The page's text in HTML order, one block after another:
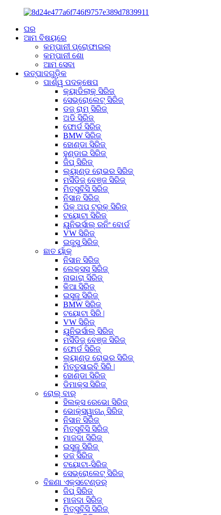
ଘର
ଆମ ବିଷୟରେ
କମ୍ପାନୀ ପ୍ରୋଫାଇଲ୍
କମ୍ପାନୀ ଶୋ
ଆମ ସେବା
ଉତ୍ପାଦଗୁଡ଼ିକ
ପାର୍ଶ୍ୱ ପଦକ୍ଷେପ
କ୍ୟାଡିଲାକ୍ ସିରିଜ୍
ସେଭ୍ରୋଲେଟ୍ ସିରିଜ୍
ଡଜ୍ ରାମ୍ ସିରିଜ୍
ଅଡି ସିରିଜ୍
ଫୋର୍ଡ ସିରିଜ୍
BMW ସିରିଜ୍
ହୋଣ୍ଡା ସିରିଜ୍
ହୁଣ୍ଡାଇ ସିରିଜ୍
ଜିପ୍ ସିରିଜ୍
ଲ୍ୟାଣ୍ଡ ରୋଭର ସିରିଜ୍
ମର୍ସିଡିଜ୍ ବେଞ୍ଜ ସିରିଜ୍
ମିତ୍ସୁବିସି ସିରିଜ୍
ନିସାନ ସିରିଜ୍
ପିକ୍ ଅପ୍ ଟ୍ରକ୍ ସିରିଜ୍
ଟୟୋଟା ସିରିଜ୍
ୟୁନିଭର୍ସାଲ୍ ରନିଂ ବୋର୍ଡ
VW ସିରିଜ୍
ଇଜୁସୁ ସିରିଜ୍
ଛାତ ର୍ୟାକ୍
ନିସାନ ସିରିଜ୍
ଲେକ୍ସସ୍ ସିରିଜ୍
ନାଭାରା ସିରିଜ୍
କିଆ ସିରିଜ୍
ଇସୁଜୁ ସିରିଜ୍
BMW ସିରିଜ୍
ଟୟୋଟା ସିରି |
VW ସିରିଜ୍
ୟୁନିଭର୍ସାଲ୍ ସିରିଜ୍
ମର୍ସିଡିଜ୍ ବେଞ୍ଜ ସିରିଜ୍
ଫୋର୍ଡ ସିରିଜ୍
ଲ୍ୟାଣ୍ଡ ରୋଭର ସିରିଜ୍
ମିତ୍ତୁସାଇବି ସିରି |
ହୋଣ୍ଡା ସିରିଜ୍
ଡିମାକ୍ସ ସିରିଜ୍
ରୋଲ୍ ବାର୍
ହିଲକ୍ସ ରେଭୋ ସିରିଜ୍
ଭୋକ୍ସୱାଗନ୍ ସିରିଜ୍
ନିସାନ ସିରିଜ୍
ମିତ୍ସୁବିସି ସିରିଜ୍
ମାଜଦା ସିରିଜ୍
ଇସୁଜୁ ସିରିଜ୍
ଡଜ୍ ସିରିଜ୍
ଟୟୋଟା-ସିରିଜ୍
ସେଭ୍ରୋଲେଟ୍ ସିରିଜ୍
ବିଛଣା ଏକ୍ସଟେଣ୍ଡର୍
ଜିପ୍ ସିରିଜ୍
ମାଜଦା ସିରିଜ୍
ମିତ୍ସୁବିସି ସିରିଜ୍